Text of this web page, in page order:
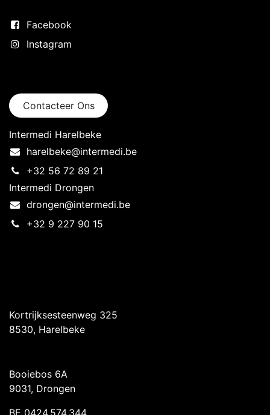
Facebook
Instagram
Contacteer Ons
Intermedi Harelbeke
harelbeke@intermedi.be
+32 56 72 89 21
Intermedi Drongen
drongen@intermedi.be
+32 9 227 90 15
Kortrijksesteenweg 325
8530, Harelbeke
Booiebos 6A
9031, Drongen
BE 0424.574.344